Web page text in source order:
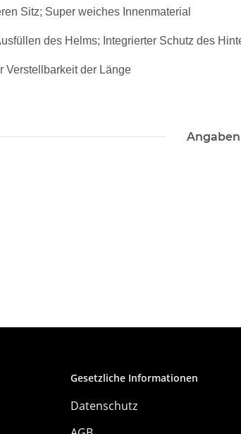
Sitz; Super weiches Innenmaterial
des Helms; Integrierter Schutz des
Verstellbarkeit der Länge
Gesetzliche Informationen
Datenschutz